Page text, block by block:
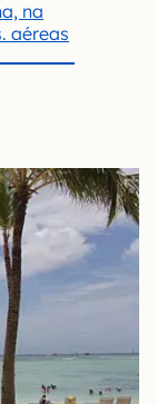
na
aéreas